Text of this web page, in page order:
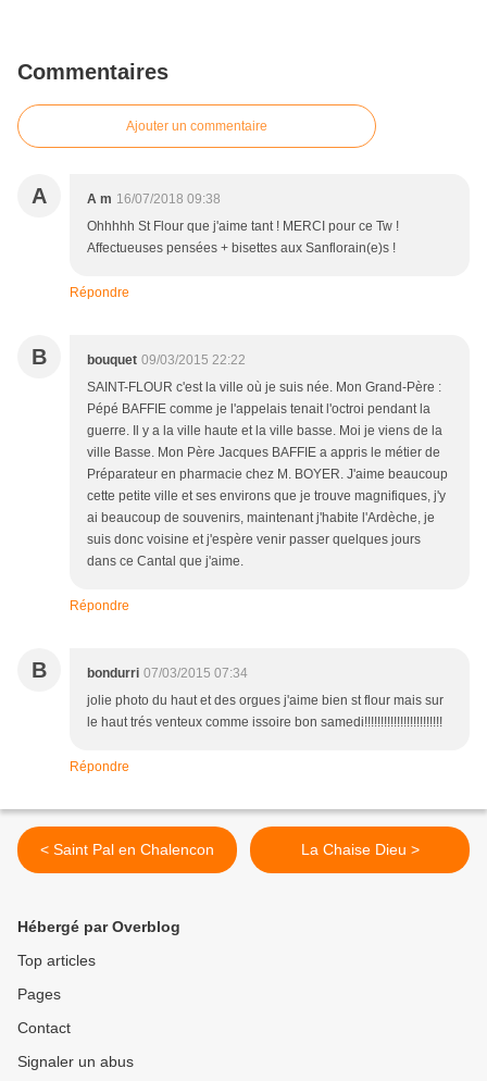
Commentaires
Ajouter un commentaire
A A m 16/07/2018 09:38
Ohhhhh St Flour que j'aime tant ! MERCI pour ce Tw !
Affectueuses pensées + bisettes aux Sanflorain(e)s !
Répondre
B bouquet 09/03/2015 22:22
SAINT-FLOUR c'est la ville où je suis née. Mon Grand-Père :
Pépé BAFFIE comme je l'appelais tenait l'octroi pendant la
guerre. Il y a la ville haute et la ville basse. Moi je viens de la
ville Basse. Mon Père Jacques BAFFIE a appris le métier de
Préparateur en pharmacie chez M. BOYER. J'aime beaucoup
cette petite ville et ses environs que je trouve magnifiques, j'y
ai beaucoup de souvenirs, maintenant j'habite l'Ardèche, je
suis donc voisine et j'espère venir passer quelques jours
dans ce Cantal que j'aime.
Répondre
B bondurri 07/03/2015 07:34
jolie photo du haut et des orgues j'aime bien st flour mais sur
le haut trés venteux comme issoire bon samedi!!!!!!!!!!!!!!!!!!!!!!!!
Répondre
< Saint Pal en Chalencon La Chaise Dieu >
Hébergé par Overblog
Top articles
Pages
Contact
Signaler un abus